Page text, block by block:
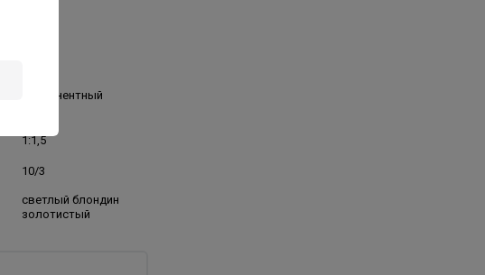
перманентный
1:1,5
10/3
светлый блондин
золотистый